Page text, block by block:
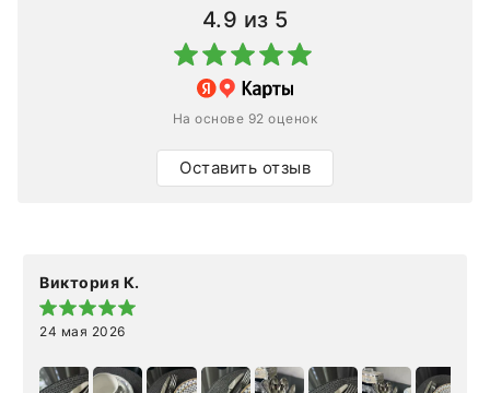
4.9 из 5
На основе 92 оценок
Оставить отзыв
Виктория К.
24 мая 2026